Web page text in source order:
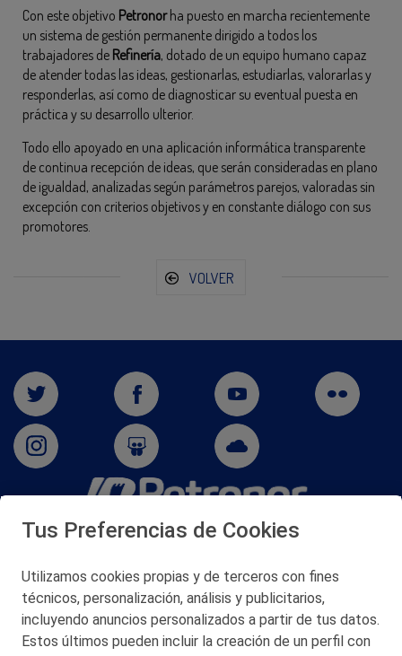
Con este objetivo Petronor ha puesto en marcha recientemente
un sistema de gestión permanente dirigido a todos los
trabajadores de Refinería, dotado de un equipo humano capaz
de atender todas las ideas, gestionarlas, estudiarlas, valorarlas y
responderlas, así como de diagnosticar su eventual puesta en
práctica y su desarrollo ulterior.
Todo ello apoyado en una aplicación informática transparente
de continua recepción de ideas, que serán consideradas en plano
de igualdad, analizadas según parámetros parejos, valoradas sin
excepción con criterios objetivos y en constante diálogo con sus
promotores.
VOLVER
San Martín 5-Edificio Muñatones,
© 2026 Petronor S.A.
Tus Preferencias de Cookies
Utilizamos cookies propias y de terceros con fines
técnicos, personalización, análisis y publicitarios,
incluyendo anuncios personalizados a partir de tus datos.
Estos últimos pueden incluir la creación de un perfil con